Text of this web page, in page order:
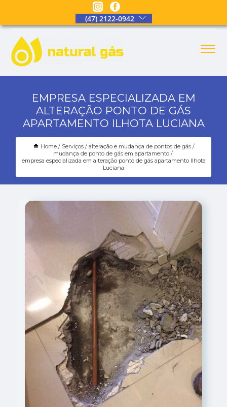
(47) 2122-0942
EMPRESA ESPECIALIZADA EM
ALTERAÇÃO PONTO DE GÁS
APARTAMENTO ILHOTA LUCIANA
Home Serviços
alteração e mudança de pontos de gás
mudança de ponto de gás em apartamento
empresa especializada em alteração ponto de gás apartamento Ilhota
Luciana